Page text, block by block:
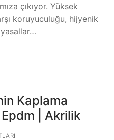
çıkıyor. Yüksek
koruyuculuğu, hijyenik
Kaplama
| Akrilik